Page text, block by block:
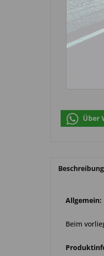
Über
Beschreibung
Allgemein:
Beim